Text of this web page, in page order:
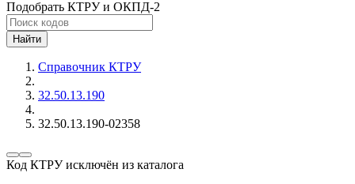
Подобрать КТРУ и ОКПД-2
Найти
Справочник КТРУ
32.50.13.190
32.50.13.190-02358
Код КТРУ исключён из каталога